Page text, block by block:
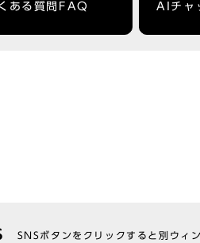
ある質問FAQ AIチャ
SNSボタンをクリックすると別ウィ